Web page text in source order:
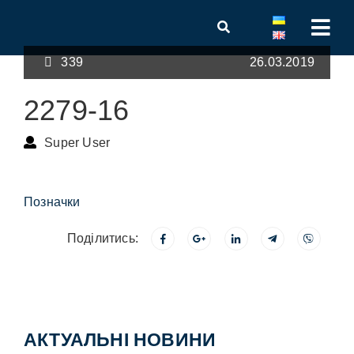
339 26.03.2019
2279-16
Super User
Позначки
Поділитись:
АКТУАЛЬНІ НОВИНИ